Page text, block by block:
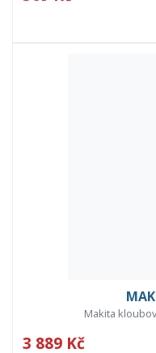
Makita
3 889 Kč